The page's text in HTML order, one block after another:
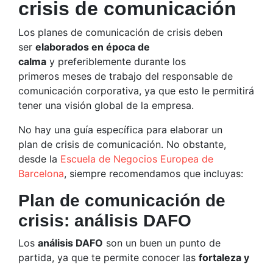
crisis de comunicación
Los planes de comunicación de crisis deben
ser elaborados en época de
calma y preferiblemente durante los
primeros meses de trabajo del responsable de
comunicación corporativa, ya que esto le permitirá
tener una visión global de la empresa.
No hay una guía específica para elaborar un
plan de crisis de comunicación. No obstante,
desde la Escuela de Negocios Europea de
Barcelona, siempre recomendamos que incluyas:
Plan de comunicación de
crisis: análisis DAFO
Los análisis DAFO son un buen un punto de
partida, ya que te permite conocer las fortaleza y